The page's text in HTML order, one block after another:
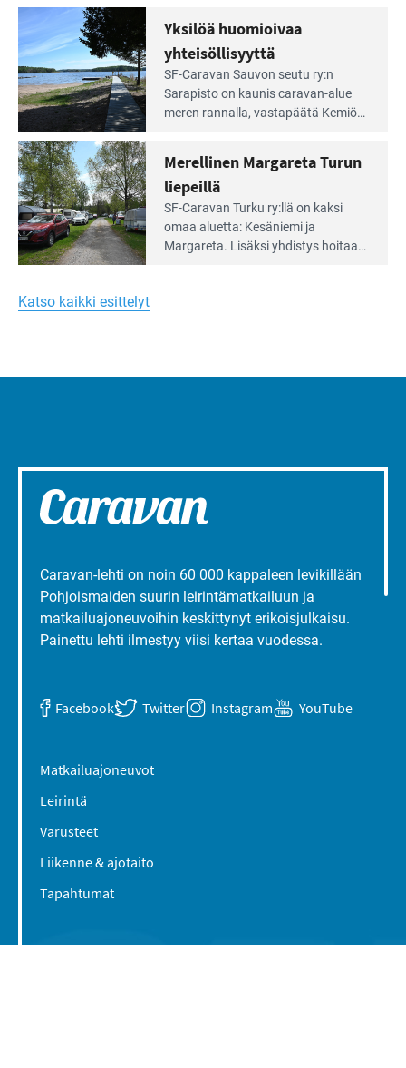
äärellä
ja
vehreän
virkistysalueen
laidalla
virkistysalueesta.
Lue
Leirintäoppaan
artikkeli:
Yksilöä
huomioivaa
yhteisöllisyyttä
Yksilöä huomioivaa
yhteisöllisyyttä
SF-Caravan Sauvon seutu ry:n
Sarapisto on kaunis caravan-alue
meren rannalla, vasta­päätä Kemiön
kymmenen paikkaa ilman sähköä.
Lue
Leirintäoppaan
artikkeli:
Merellinen
Turun
liepeillä
Merellinen Margareta Turun
liepeillä
SF-Caravan Turku ry:llä on kaksi
omaa aluet­ta: Kesäniemi ja
Margareta. Lisäksi yhdis­tys hoitaa
Katso kaikki esittelyt
Caravan-lehti on noin 60 000 kappaleen levikillään
Pohjoismaiden suurin leirintämatkailuun ja
matkailuajoneuvoihin keskittynyt erikoisjulkaisu.
Painettu lehti ilmestyy viisi kertaa vuodessa.
Facebook Twitter Instagram YouTube
Matkailuajoneuvot
Leirintä
Varusteet
Liikenne & ajotaito
Tapahtumat